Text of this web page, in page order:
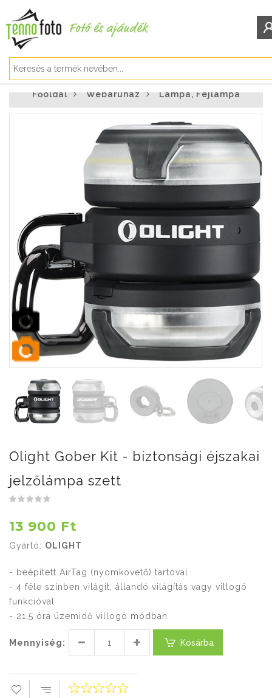
Bejelentkezés
Regisztráció
Elfelejtett jelszó
Főoldal Webáruház Lámpa, Fejlámpa
Olight Gober Kit - biztonsági éjszakai
jelzőlámpa szett
13 900 Ft
Gyártó: OLIGHT
- beépített AirTag (nyomkövető) tartóval
- 4 féle színben világít, állandó világítás vagy villogó
funkcióval
- 21,5 óra üzemidő villogó módban
Mennyiség: Kosárba